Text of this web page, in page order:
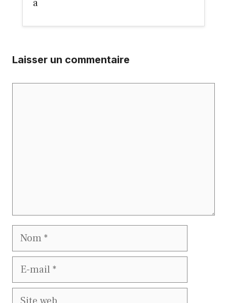
a
Laisser un commentaire
Nom
E-
mail
Site